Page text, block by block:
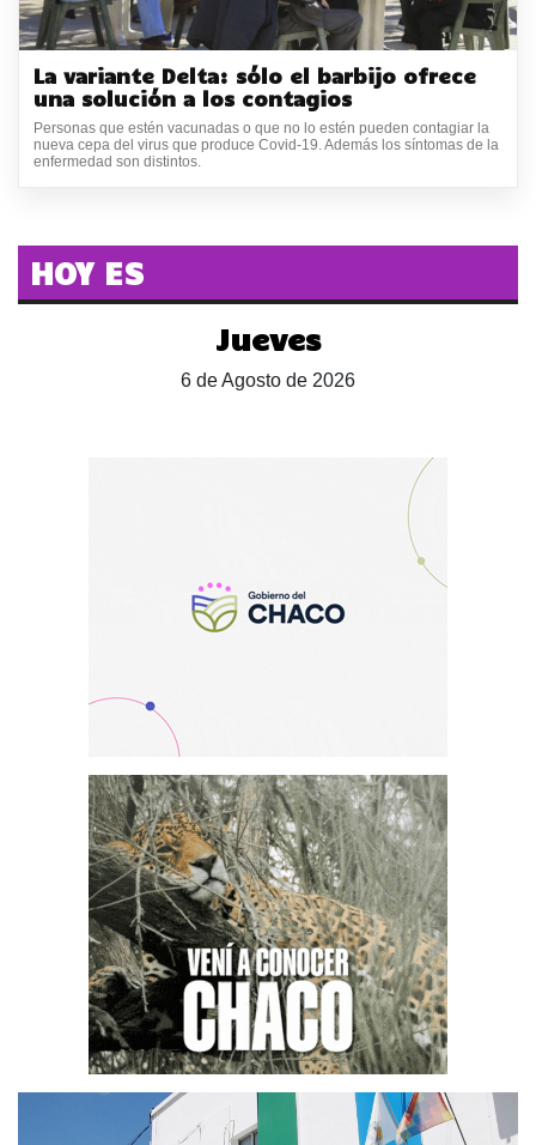
La variante Delta: sólo el barbijo ofrece
una solución a los contagios
Personas que estén vacunadas o que no lo estén pueden contagiar la
nueva cepa del virus que produce Covid-19. Además los síntomas de la
enfermedad son distintos.
HOY ES
Jueves
6 de Agosto de 2026